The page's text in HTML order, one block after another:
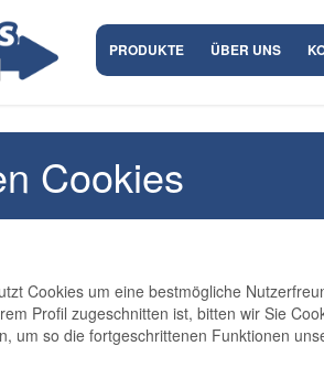
PRODUKTE ÜBER UNS
Cookies
Cookies um eine bestmögliche
Profil zugeschnitten ist, bitten wir Sie
um so die fortgeschrittenen Funktionen